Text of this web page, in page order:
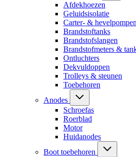
Afdekhoezen
Geluidsisolatie
Carter- & hevelpompen
Brandstoftanks
Brandstofslangen
Brandstofmeters &
Ontluchters
Dekvuldoppen
Trolleys & steunen
Toebehoren
Anodes
Schroefas
Roerblad
Motor
Huidanodes
Boot toebehoren